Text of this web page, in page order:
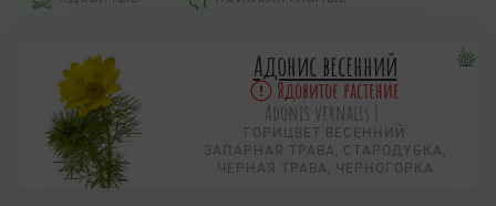
Адонис весенний
Ядовитое растение
Adonis vernalis L.
ГОРИЦВЕТ ВЕСЕННИЙ
ЗАПАРНАЯ ТРАВА, СТАРОДУБКА,
ЧЕРНАЯ ТРАВА, ЧЕРНОГОРКА